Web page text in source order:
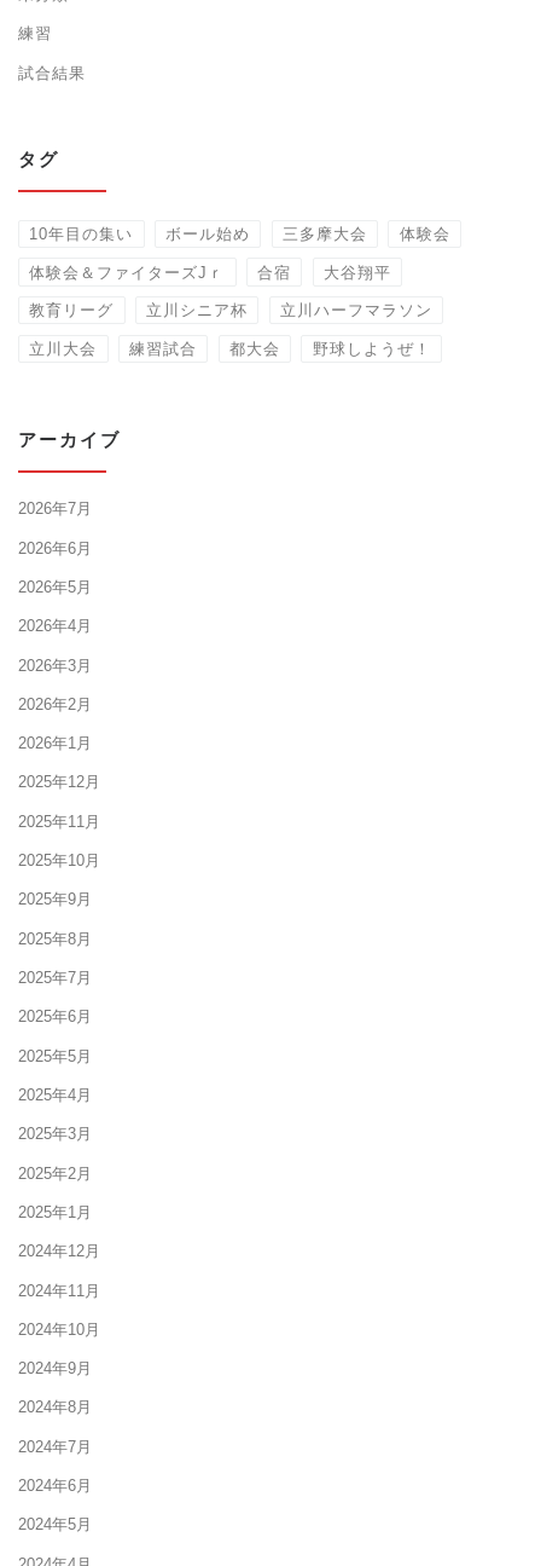
練習
試合結果
タグ
10年目の集い ボール始め 三多摩大会 体験会
体験会＆ファイターズJｒ 合宿 大谷翔平
教育リーグ 立川シニア杯 立川ハーフマラソン
立川大会 練習試合 都大会 野球しようぜ！
アーカイブ
2026年7月
2026年6月
2026年5月
2026年4月
2026年3月
2026年2月
2026年1月
2025年12月
2025年11月
2025年10月
2025年9月
2025年8月
2025年7月
2025年6月
2025年5月
2025年4月
2025年3月
2025年2月
2025年1月
2024年12月
2024年11月
2024年10月
2024年9月
2024年8月
2024年7月
2024年6月
2024年5月